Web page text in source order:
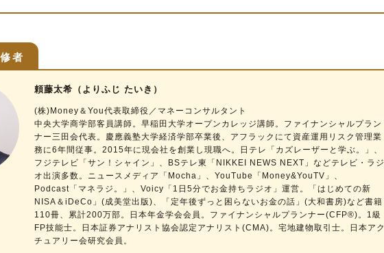
らもらうデメリット4つ
受給すると、あとから受給時期を変更できない
と厚生年金は同時に繰上げされる
年金や遺族厚生年金を受給できない可能性がある
・繰下げ制度を解説
の減額率が緩和される
下げ可能に
受給をしてよかったと思える人とは？
者
頼藤太希（よりふじ たいき）
(株)Money＆You代表取締役／マネーコンサルタント
中央大学商学部客員講師。早稲田大学オープンカレッジ講師。ファイナンシャルプラン
ナー三田会代表。慶應義塾大学経済学部卒業後、アフラックにて資産運用リスク管理業
務に6年間従事。2015年に現会社を創業し現職へ。日テレ「カズレーザーと学ぶ。」、
フジテレビ「サン！シャイン」、BSテレ東「NIKKEI NEWS NEXT」などテレビ・ラジ
オ出演多数。ニュースメディア「Mocha」、YouTube「Money&YouTV」、
Podcast「マネラジ。」、Voicy「1日5分でお金持ちラジオ」運営。「はじめての新
NISA＆iDeCo」(成美堂出版)、「定年後ずっと困らないお金の話」(大和書房)など書籍
110冊、累計200万部。日本年金学会会員。ファイナンシャルプランナー(CFP®)。1級
FP技能士。日本証券アナリスト協会認定アナリスト(CMA)。宅地建物取引士。日本アク
チュアリー会研究会員。